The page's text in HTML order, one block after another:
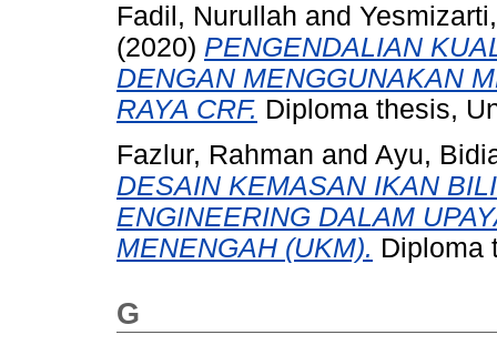
Fadil, Nurullah and
(2020) PENGENDALIAN
DENGAN MENGGUNAKAN
RAYA CRF. Diploma thesis,
Fazlur, Rahman and Ayu,
DESAIN KEMASAN IKAN
ENGINEERING DALAM
MENENGAH (UKM). Diploma
G